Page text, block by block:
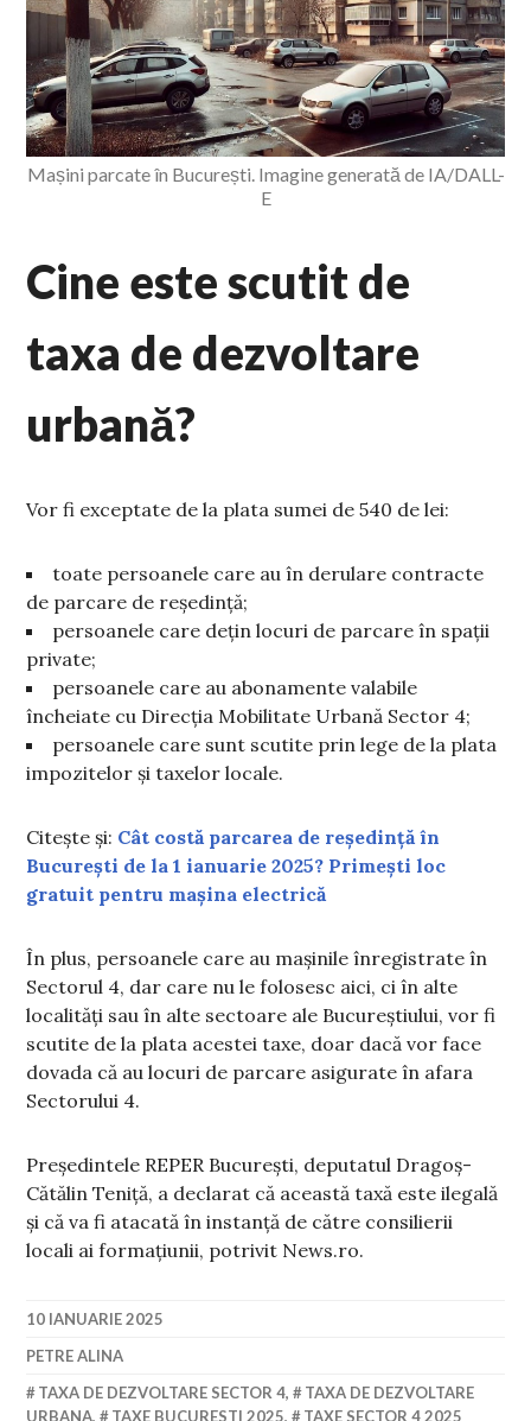
Mașini parcate în București. Imagine generată de IA/DALL-
E
Cine este scutit de
taxa de dezvoltare
urbană?
Vor fi exceptate de la plata sumei de 540 de lei:
toate persoanele care au în derulare contracte
de parcare de reședință;
persoanele care dețin locuri de parcare în spații
private;
persoanele care au abonamente valabile
încheiate cu Direcția Mobilitate Urbană Sector 4;
persoanele care sunt scutite prin lege de la plata
impozitelor și taxelor locale.
Citește și: Cât costă parcarea de reședință în
București de la 1 ianuarie 2025? Primești loc
gratuit pentru mașina electrică
În plus, persoanele care au mașinile înregistrate în
Sectorul 4, dar care nu le folosesc aici, ci în alte
localități sau în alte sectoare ale Bucureștiului, vor fi
scutite de la plata acestei taxe, doar dacă vor face
dovada că au locuri de parcare asigurate în afara
Sectorului 4.
Preşedintele REPER Bucureşti, deputatul Dragoş-
Cătălin Teniţă, a declarat că această taxă este ilegală
şi că va fi atacată în instanţă de către consilierii
locali ai formaţiunii, potrivit News.ro.
10 IANUARIE 2025
PETRE ALINA
TAXA DE DEZVOLTARE SECTOR 4,
TAXA DE DEZVOLTARE
URBANA, TAXE BUCURESTI 2025, TAXE SECTOR 4 2025